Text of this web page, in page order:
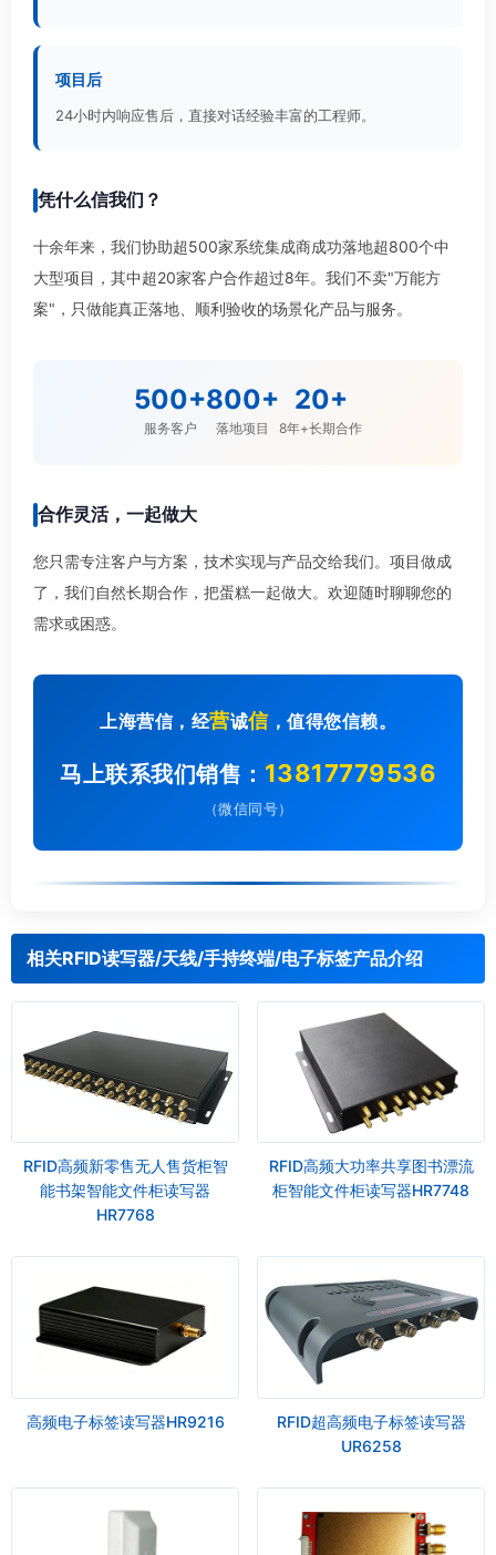
项目后
24小时内响应售后，直接对话经验丰富的工程师。
凭什么信我们？
十余年来，我们协助超500家系统集成商成功落地超800个中
大型项目，其中超20家客户合作超过8年。我们不卖"万能方
案"，只做能真正落地、顺利验收的场景化产品与服务。
500+
服务客户
800+
落地项目
20+
8年+长期合作
合作灵活，一起做大
您只需专注客户与方案，技术实现与产品交给我们。项目做成
了，我们自然长期合作，把蛋糕一起做大。欢迎随时聊聊您的
需求或困惑。
上海营信，经营诚信，值得您信赖。
马上联系我们销售： 13817779536
（微信同号）
相关RFID读写器/天线/手持终端/电子标签产品介绍
RFID高频新零售无人售货柜智
能书架智能文件柜读写器
HR7768
RFID高频大功率共享图书漂流
柜智能文件柜读写器HR7748
高频电子标签读写器HR9216
RFID超高频电子标签读写器
UR6258